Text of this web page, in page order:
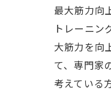
最大筋力向
トレーニン
大筋力を向
て、専門家
考えている